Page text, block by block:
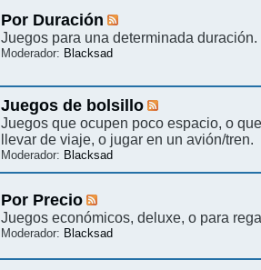
Por Duración
Juegos para una determinada duración.
Moderador: Blacksad
Juegos de bolsillo
Juegos que ocupen poco espacio, o
llevar de viaje, o jugar en un avión/tren.
Moderador: Blacksad
Por Precio
Juegos económicos, deluxe, o para
Moderador: Blacksad